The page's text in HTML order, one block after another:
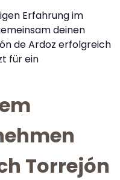
Erfahrung im
deinen
de Ardoz erfolgreich
für ein
Torrejón